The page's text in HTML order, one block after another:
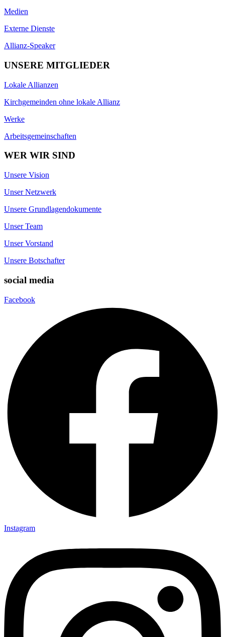
Medien
Externe Dienste
Allianz-Speaker
UNSERE MITGLIEDER
Lokale Allianzen
Kirchgemeinden ohne lokale Allianz
Werke
Arbeitsgemeinschaften
WER WIR SIND
Unsere Vision
Unser Netzwerk
Unsere Grundlagendokumente
Unser Team
Unser Vorstand
Unsere Botschafter
social media
Facebook
Instagram